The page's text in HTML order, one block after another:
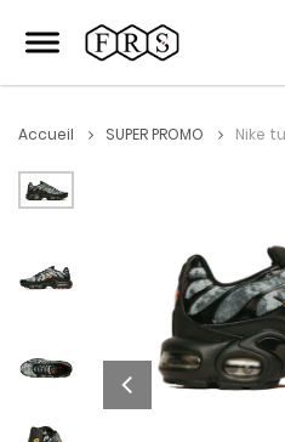
Accueil SUPER PROMO Nike